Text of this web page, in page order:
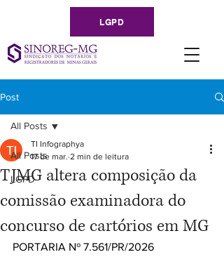
LGPD
Post
All Posts
LGPD
All Posts
TJMG altera composição da
comissão examinadora do
concurso de cartórios em MG
TI Infographya
17 de mar. 2 min de leitura
PORTARIA Nº 7.561/PR/2026